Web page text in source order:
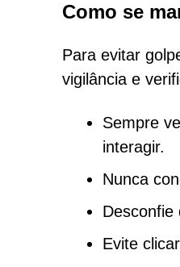
Como se
Para evitar
vigilância e
Sempre
interagir.
Nunca
Desconfie
Evite